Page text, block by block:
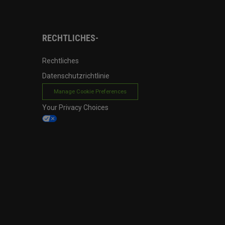
RECHTLICHES-
Rechtliches
Datenschutzrichtlinie
Manage Cookie Preferences
Your Privacy Choices